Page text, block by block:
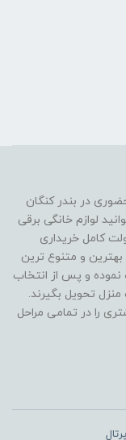
از سال 1390به صورت حضوری در بندر کنگان
لوازم خانگی برقی
کامل خریداری
و متنوع ترین
نموده و پس از انتخاب
منزل تحویل بگیرند.
را در تمامی مراحل